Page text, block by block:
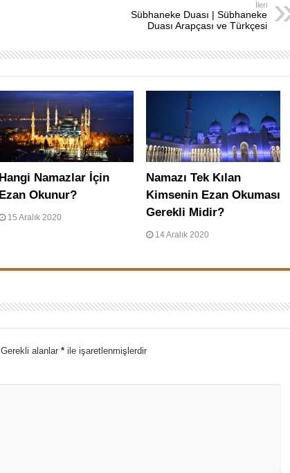
İleri
Sübhaneke Duası | Sübhaneke
Duası Arapçası ve Türkçesi
Hangi Namazlar İçin
Ezan Okunur?
15 Aralık 2020
Namazı Tek Kılan
Kimsenin Ezan Okuması
Gerekli Midir?
14 Aralık 2020
Gerekli alanlar *ile işaretlenmişlerdir